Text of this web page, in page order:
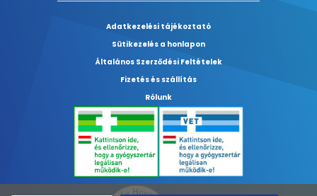
Adatkezelési tájékoztató
Sütikezelés a honlapon
Általános Szerződési Feltételek
Fizetés és szállítás
Rólunk